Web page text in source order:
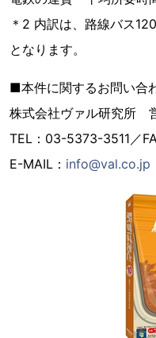
＊2 内訳は、路線バス
となります。
■本件に関するお問い合
株式会社ヴァル研究所
TEL：03-5373-3511／
E-MAIL： info@val.co.jp